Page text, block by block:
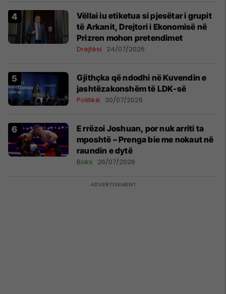
Vëllai iu etiketua si pjesëtar i grupit
të Arkanit, Drejtori i Ekonomisë në
Prizren mohon pretendimet
Drejtësi 24/07/2026
Gjithçka që ndodhi në Kuvendin e
jashtëzakonshëm të LDK-së
Politikë 30/07/2026
E rrëzoi Joshuan, por nuk arriti ta
mposhtë – Prenga bie me nokaut në
raundin e dytë
Boks 26/07/2026